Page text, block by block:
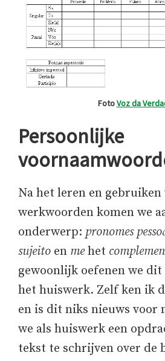
FotoVoz da
Persoonlijke
Na het leren en gebruiken
werkwoorden komen we
onderwerp: pronomes
sujeito en mehet
gewoonlijk oefenen we
het huiswerk. Zelf ken ik
en is dit niks nieuws voor
we als huiswerk een
tekst te schrijven over de